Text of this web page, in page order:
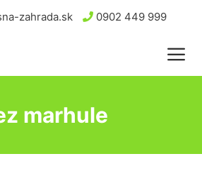
zahrada.sk 0902 449 999
marhule